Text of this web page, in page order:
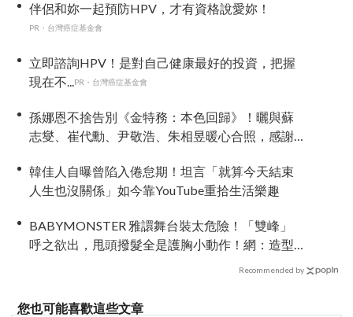
伴侶和妳一起預防HPV，才有資格說愛妳！
PR・台灣癌症基金會
立即諮詢HPV！是對自己健康最好的投資，把握
現在不...PR・台灣癌症基金會
孫娜恩不捨告別《金特務：本色回歸》！曬與蘇
志燮、崔代勳、尹敬浩、朱相昱暖心合照，感謝
韓佳人自曝曾陷入倦怠期！坦言「就算今天結束
人生也沒關係」如今靠YouTube重拾生活樂趣
BABYMONSTER 雅譞舞台裝太危險！「雙峰」
呼之欲出，甩頭撥髮全是護胸小動作！網：造型
Recommended by
您也可能喜歡這些文章